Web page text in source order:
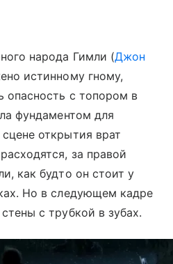
народа Гимли (Джон
истинному гному,
опасность с топором в
фундаментом для
открытия врат
за правой
как будто он стоит у
Но в следующем кадре
с трубкой в зубах.